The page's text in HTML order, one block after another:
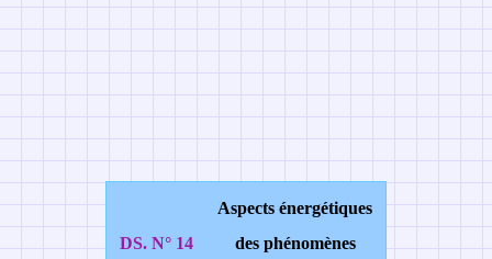
DS. N° 14
Aspects énergétiques
des phénomènes